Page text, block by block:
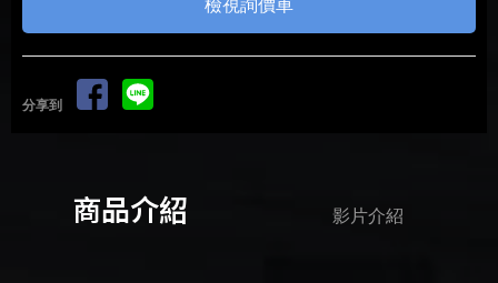
檢視詢價車
分享到
商品介紹 影片介紹